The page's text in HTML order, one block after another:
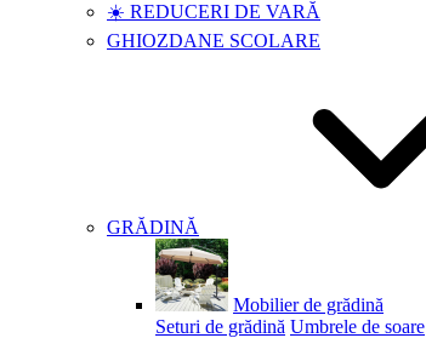
☀️ REDUCERI DE VARĂ
GHIOZDANE SCOLARE
GRĂDINĂ
Mobilier de grădină
Seturi de grădină Umbrele de soare